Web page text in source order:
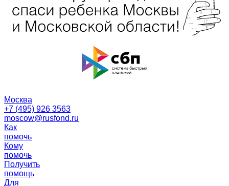
Москва
+7 (495) 926 3563
moscow@rusfond.ru
Как
помочь
Кому
помочь
Получить
помощь
Для